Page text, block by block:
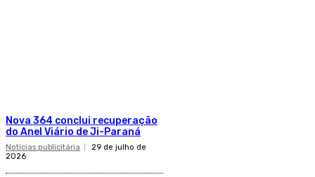
Nova 364 conclui recuperação
do Anel Viário de Ji-Paraná
Notícias publicitária
29 de julho de
2026